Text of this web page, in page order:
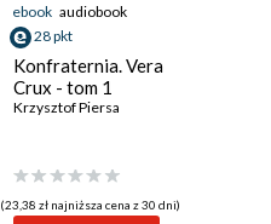
ebook audiobook
28 pkt
Konfraternia. Vera
Crux - tom 1
Krzysztof Piersa
(23,38 zł najniższa cena z 30 dni)